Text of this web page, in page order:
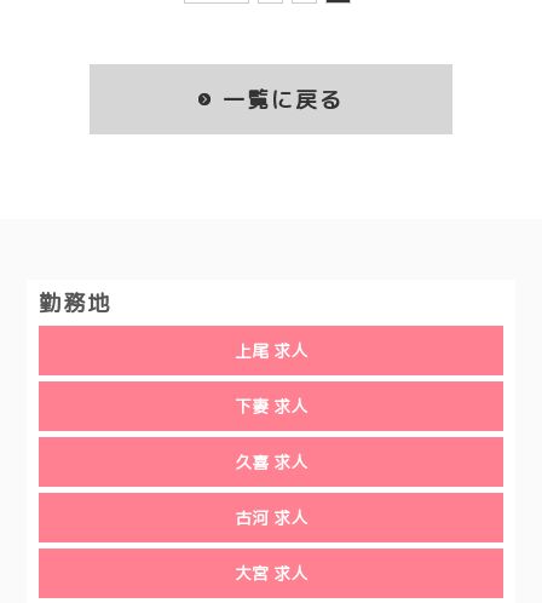
一覧に戻る
勤務地
上尾 求人
下妻 求人
久喜 求人
古河 求人
大宮 求人